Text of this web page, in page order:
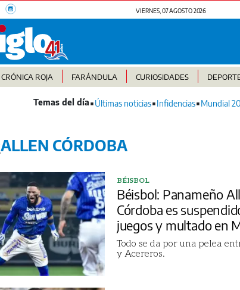
VIERNES, 07 AGOSTO 2026
CRÓNICA ROJA FARÁNDULA CURIOSIDADES
Últimas noticias Infidencias Mundial
ALLEN CÓRDOBA
BÉISBOL
Béisbol: Panameño
Córdoba es
juegos y multado en
Todo se da por una pelea
y Acereros.